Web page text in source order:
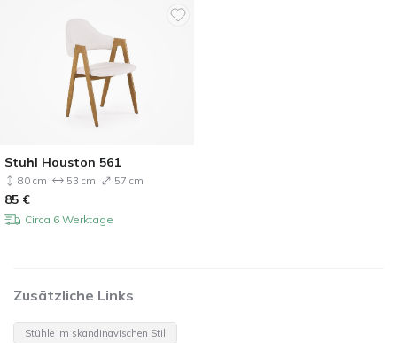
Stuhl Houston 561
80 cm 53 cm 57 cm
85 €
Circa 6 Werktage
Zusätzliche Links
Stühle im skandinavischen Stil